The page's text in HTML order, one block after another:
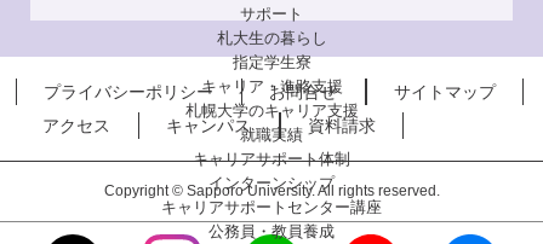
サポート
札大生の暮らし
指定学生寮
キャリア・進路支援
札幌大学のキャリア支援
就職実績
キャリアサポート体制
インターンシップ
キャリアサポートセンター講座
公務員・教員養成
プライバシーポリシー お問合せ
サイトマップ
アクセス
キャンパス 資料請求
Copyright © Sapporo University. All rights reserved.